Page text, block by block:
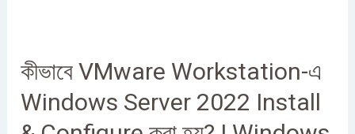
কীভাবে VMware Workstation-এ
Windows Server 2022 Install
Workstation-
Windows
Server